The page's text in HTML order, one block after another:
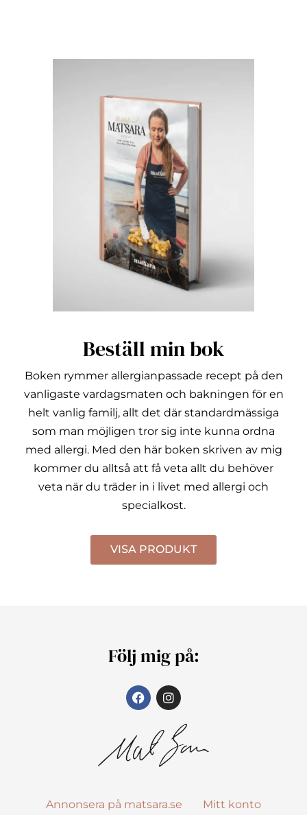
Beställ min bok
Boken rymmer allergianpassade recept på den
vanligaste vardagsmaten och bakningen för en
helt vanlig familj, allt det där standardmässiga
som man möjligen tror sig inte kunna ordna
med allergi. Med den här boken skriven av mig
kommer du alltså att få veta allt du behöver
veta när du träder in i livet med allergi och
specialkost.
VISA PRODUKT
Följ mig på:
Annonsera på matsara.se Mitt konto